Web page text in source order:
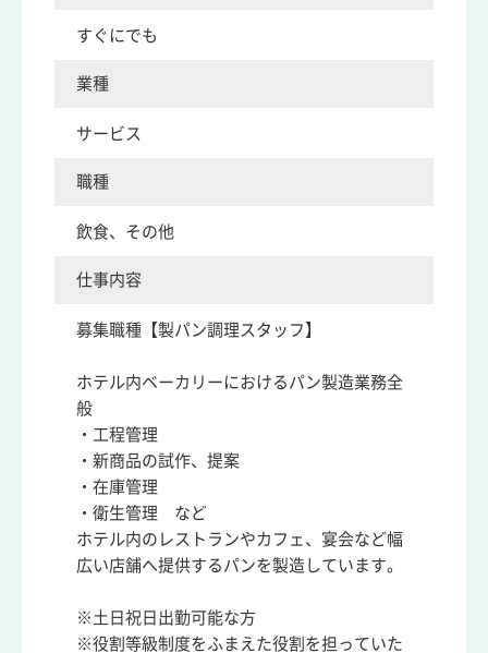
すぐにでも
業種
サービス
職種
飲食、その他
仕事内容
募集職種【製パン調理スタッフ】
ホテル内ベーカリーにおけるパン製造業務全
般
・工程管理
・新商品の試作、提案
・在庫管理
・衛生管理 など
ホテル内のレストランやカフェ、宴会など幅
広い店舗へ提供するパンを製造しています。
※土日祝日出勤可能な方
※役割等級制度をふまえた役割を担っていた